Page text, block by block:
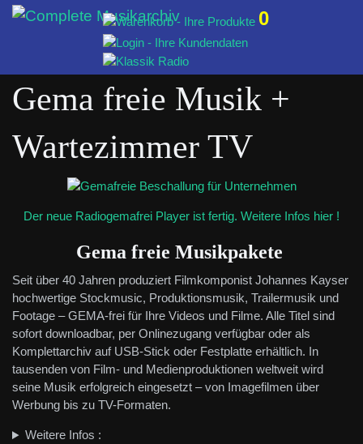
0
Gema freie Musik +
Wartezimmer TV
Der neue Radiogemafrei Player ist fertig. Weitere Infos hier !
Gema freie Musikpakete
Seit über 40 Jahren produziert Filmkomponist Johannes Kayser
hochwertige Stockmusic, Produktionsmusik, Trailermusik und
Footage – GEMA-frei für Ihre Videos und Filme. Alle Titel sind
sofort downloadbar, per Onlinezugang verfügbar oder als
Komplettarchiv auf USB-Stick oder Festplatte erhältlich. In
tausenden von Film- und Medienproduktionen weltweit wird
seine Musik erfolgreich eingesetzt – von Imagefilmen über
Werbung bis zu TV-Formaten.
Weitere Infos :